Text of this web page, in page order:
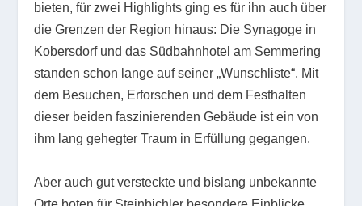
bieten, für zwei Highlights ging es für ihn auch über
die Grenzen der Region hinaus: Die Synagoge in
Kobersdorf und das Südbahnhotel am Semmering
standen schon lange auf seiner „Wunschliste“. Mit
dem Besuchen, Erforschen und dem Festhalten
dieser beiden faszinierenden Gebäude ist ein von
ihm lang gehegter Traum in Erfüllung gegangen.
Aber auch gut versteckte und bislang unbekannte